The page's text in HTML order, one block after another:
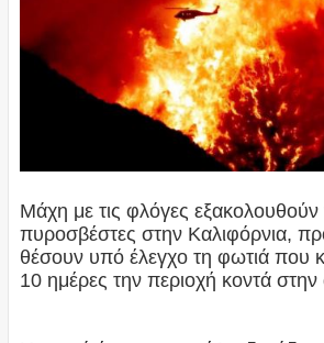
Μάχη με τις φλόγες εξακολουθούν
πυροσβέστες στην Καλιφόρνια,
θέσουν υπό έλεγχο τη φωτιά που
10 ημέρες την περιοχή κοντά στην